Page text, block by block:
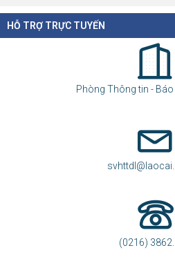
HỖ TRỢ TRỰC TUYẾN
Phòng Thông tin -
(0216)